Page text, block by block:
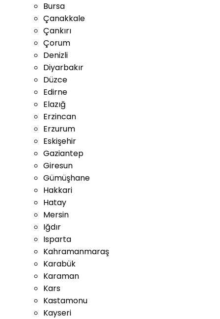
Bursa
Çanakkale
Çankırı
Çorum
Denizli
Diyarbakır
Düzce
Edirne
Elazığ
Erzincan
Erzurum
Eskişehir
Gaziantep
Giresun
Gümüşhane
Hakkari
Hatay
Mersin
Iğdır
Isparta
Kahramanmaraş
Karabük
Karaman
Kars
Kastamonu
Kayseri